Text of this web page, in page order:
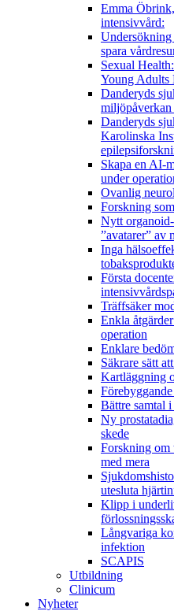
Emma
intensivvård:
spara
Sexual
Young Adults
Danderyds
Danderyds
Karolinska
Skapa en AI-
under
Ovanlig
Forskning
Nytt
”avatarer” av
Inga
Första
Träffsäker
Enkla
operation
Enklare
Säkrare sätt
Kartläggning
Bättre samtal
Ny
skede
Forskning om
med mera
utesluta
Klipp i
Långvariga
infektion
SCAPIS
Utbildning
Clinicum
Nyheter